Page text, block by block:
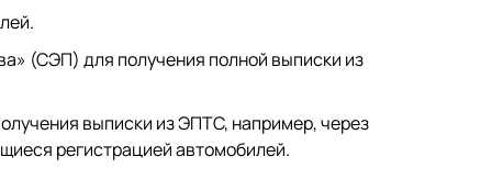
(СЭП) для получения полной выписки из
выписки из ЭПТС, например, через
регистрацией автомобилей.